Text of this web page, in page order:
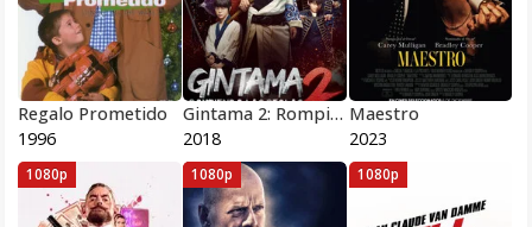
Regalo Prometido
1996
Gintama 2: Rompiendo Reglas
2018
Maestro
2023
1080p 1080p 1080p